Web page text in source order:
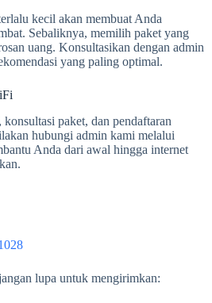
kecil akan membuat Anda
Sebaliknya, memilih paket yang
uang. Konsultasikan dengan admin
yang paling optimal.
, konsultasi paket, dan pendaftaran
hubungi admin kami melalui
Anda dari awal hingga internet
lupa untuk mengirimkan: